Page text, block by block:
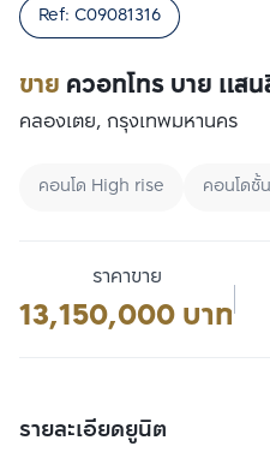
ขาย ควอทโทร บาย แส
Ref: C09081316
คลองเตย, กรุงเทพมหานคร
คอนโด High rise คอนโดชั้
ราคาขาย
13,150,000 บาท
รายละเอียดยูนิต
เปรียบเทียบ